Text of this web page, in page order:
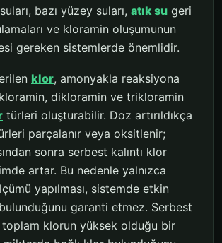
bazı yüzey suları, atık su geri
ve kloramin oluşumunun
gereken sistemlerde önemlidir.
klor, amonyakla reaksiyona
dikloramin ve trikloramin
türleri oluşturabilir. Doz artırıldıkça
parçalanır veya oksitlenir;
sonra serbest kalıntı klor
artar. Bu nedenle yalnızca
yapılması, sistemde etkin
bulunduğunu garanti etmez. Serbest
klorun yüksek olduğu bir